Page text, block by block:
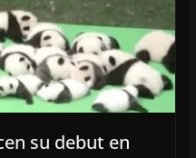
su debut en